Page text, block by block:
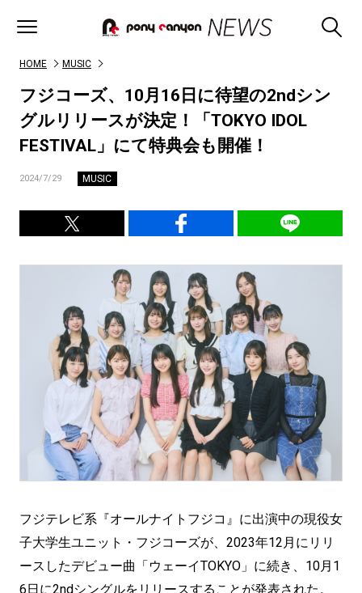
HOME MUSIC
フジコーズ、10月16日に待望の2ndシン
グルリリースが決定！「TOKYO IDOL
FESTIVAL」にて特典会も開催！
2024/7/29 MUSIC
フジテレビ系『オールナイトフジコ』に出演中の現役女
子大学生ユニット・フジコーズが、2023年12月にリリ
ースしたデビュー曲「ウェーイTOKYO」に続き、10月1
6日に2ndシングルをリリースすることが発表された。